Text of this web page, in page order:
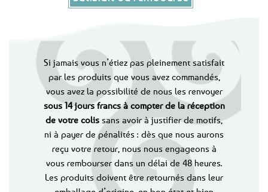
Si jamais vous n’étiez pas pleinement satisfait
par les produits que vous avez commandés,
vous avez la possibilité de nous les renvoyer
sous 14 jours francs à compter de la réception
de votre colis sans avoir à justifier de motifs,
ni à payer de pénalités : dès que nous aurons
reçu votre retour, nous nous engageons à
vous rembourser dans un délai de 48 heures.
Les produits doivent être retournés dans leur